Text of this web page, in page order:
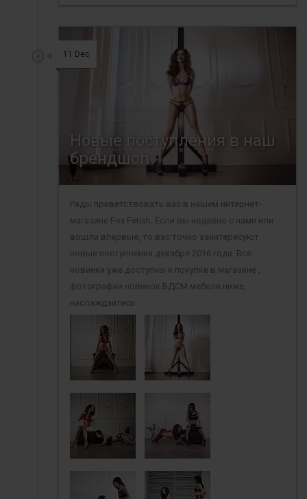
11 Dec
Новые поступления в наш
брендшоп
Рады приветствовать вас в нашем интернет-
магазине Fox Fetish. Если вы недавно с нами или
вошли впервые, то вас точно заинтересуют
новые поступления декабря 2016 года. Все
новинки уже доступны к покупке в магазине ,
фотографии новинок БДСМ мебели ниже,
наслаждайтесь: